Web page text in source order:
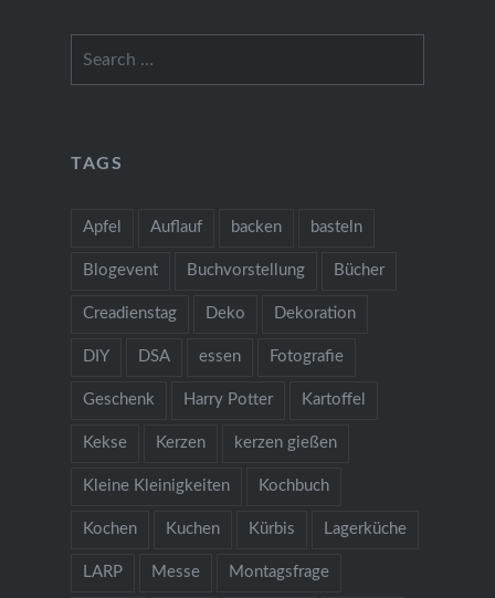
TAGS
Apfel Auflauf backen basteln
Blogevent Buchvorstellung Bücher
Creadienstag Deko Dekoration
DIY DSA essen Fotografie
Geschenk Harry Potter Kartoffel
Kekse Kerzen kerzen gießen
Kleine Kleinigkeiten Kochbuch
Kochen Kuchen Kürbis Lagerküche
LARP Messe Montagsfrage